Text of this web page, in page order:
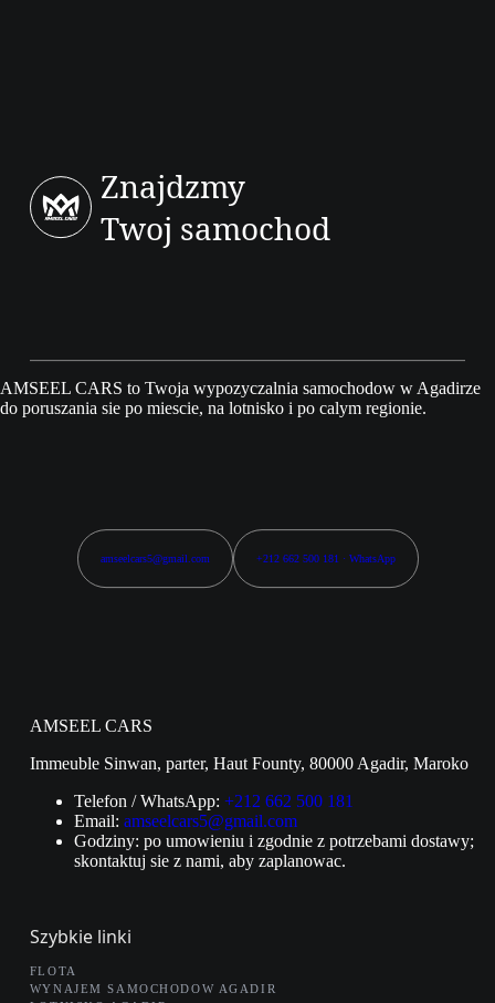
Znajdzmy
Twoj samochod
AMSEEL CARS to Twoja wypozyczalnia samochodow w Agadirze
do poruszania sie po miescie, na lotnisko i po calym regionie.
amseelcars5@gmail.com +212 662 500 181 · WhatsApp
AMSEEL CARS
Immeuble Sinwan, parter, Haut Founty, 80000 Agadir, Maroko
Telefon / WhatsApp: +212 662 500 181
Email: amseelcars5@gmail.com
Godziny: po umowieniu i zgodnie z potrzebami dostawy;
skontaktuj sie z nami, aby zaplanowac.
Szybkie linki
FLOTA
WYNAJEM SAMOCHODOW AGADIR